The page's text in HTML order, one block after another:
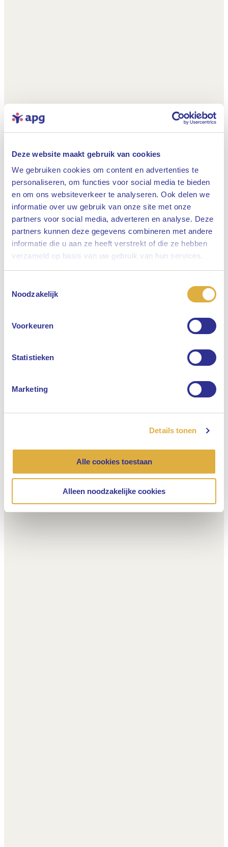
Deze website maakt gebruik van cookies
We gebruiken cookies om content en advertenties te
personaliseren, om functies voor social media te bieden
en om ons websiteverkeer te analyseren. Ook delen we
informatie over uw gebruik van onze site met onze
partners voor social media, adverteren en analyse. Deze
partners kunnen deze gegevens combineren met andere
informatie die u aan ze heeft verstrekt of die ze hebben
verzameld op basis van uw gebruik van hun services.
Noodzakelijk
Voorkeuren
Statistieken
Marketing
Details tonen
Alle cookies toestaan
Alleen noodzakelijke cookies
Sluiten